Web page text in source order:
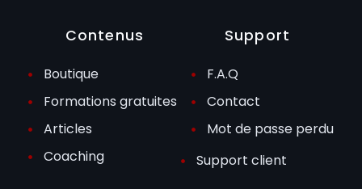
Contenus
Boutique
Formations gratuites
Articles
Coaching
Support
F.A.Q
Contact
Mot de passe perdu
Support client